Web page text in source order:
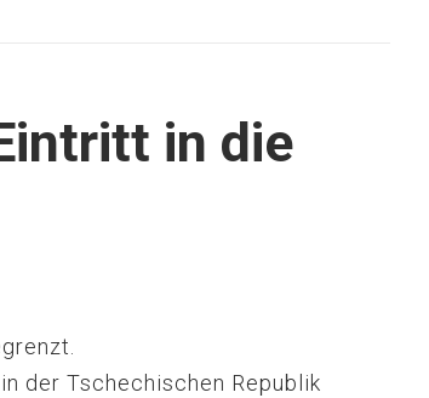
in die
der Tschechischen Republik